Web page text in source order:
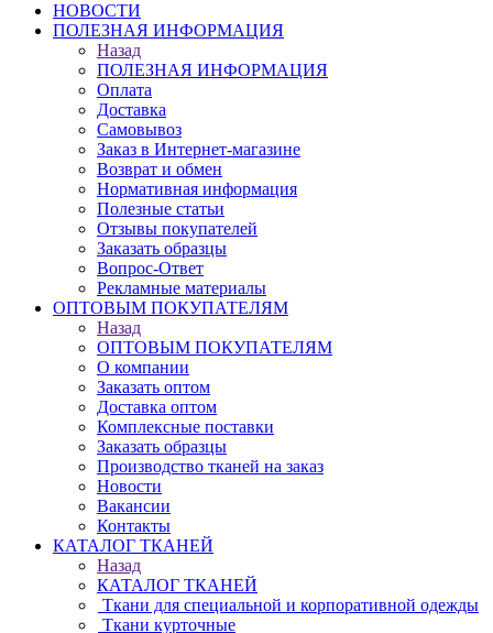
НОВОСТИ
ПОЛЕЗНАЯ ИНФОРМАЦИЯ
Назад
ПОЛЕЗНАЯ ИНФОРМАЦИЯ
Оплата
Доставка
Самовывоз
Заказ в Интернет-магазине
Возврат и обмен
Нормативная информация
Полезные статьи
Отзывы покупателей
Заказать образцы
Вопрос-Ответ
Рекламные материалы
ОПТОВЫМ ПОКУПАТЕЛЯМ
Назад
ОПТОВЫМ ПОКУПАТЕЛЯМ
О компании
Заказать оптом
Доставка оптом
Комплексные поставки
Заказать образцы
Производство тканей на заказ
Новости
Вакансии
Контакты
КАТАЛОГ ТКАНЕЙ
Назад
КАТАЛОГ ТКАНЕЙ
Ткани для специальной и корпоративной одежды
Ткани курточные